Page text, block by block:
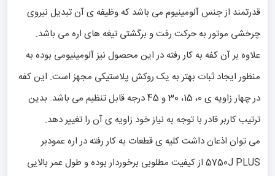
قدرتمند از جنس آلومینیوم می باشد که وظیفه ی آن تبدیل نیروی
چرخشی موتور به حرکت رفت و برگشتی تیغه های اره می باشد.
علاوه بر آن کفه به کار رفته در این محصول نیز آلومینیومی بوده به
منظور ایجاد ثبات بهتر به یک روکش پلاستیکی مجهز است. این کفه
در چهار زاویه ی 0، 15، 30 و 45 درجه قابل تنظیم می باشد. بدین
ترتیب کاربر قادر با توجه به نیاز خود زاویه ی آن را تغییر دهد.
می توان اذعان داشت کلیه ی قطعات به کار رفته در اره عمودبر
5750J PLUS از کیفیت مطلوبی برخوردار بوده و طول عمر بالایی